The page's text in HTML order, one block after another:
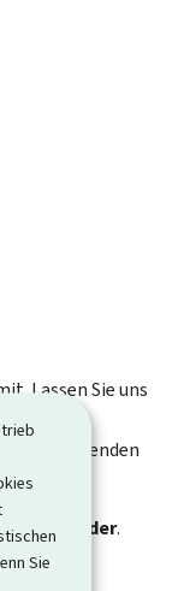
Sie
Lassen Sie uns
keine
verwenden
Pflichtfelder.